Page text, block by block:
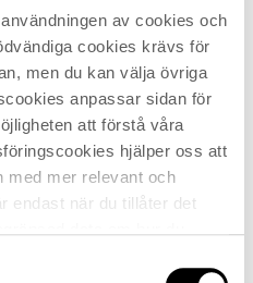
av cookies och
cookies krävs för
men du kan välja övriga
anpassar sidan för
att förstå våra
hjälper oss att
med mer relevant och
endast när du tillåter det
bolån?
direkt av Riksbankens
på ekonomiska
tenderar
stimulera ekonomin,
Detta kan göra